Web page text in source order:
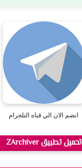
انضم الان الي قناه التلجرام
تحميل تطبيق ZArchiver